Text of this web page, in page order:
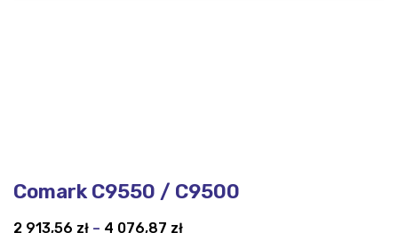
Comark C9550 / C9500
2 913,56 zł – 4 076,87 złZakres